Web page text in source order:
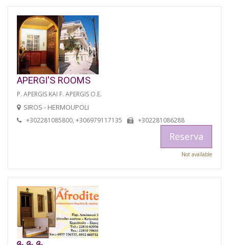
APERGI'S ROOMS
P. APERGIS KAI F. APERGIS O.E.
SIROS - HERMOUPOLI
+302281085800, +306979117135 +302281086288
Reserva
Not available